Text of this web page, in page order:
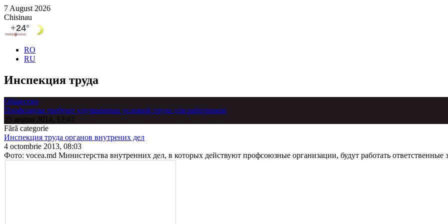
7 August 2026
Chisinau
RO
RU
Инспекция труда
Общество
Профсоюзы требуют улучшенных условий труда для работников
25 august 2014, 12:42
Fără categorie
Инспекция труда органов внутрених дел
4 octombrie 2013, 08:03
Фото: vocea.md Министер­ства внутренних дел, в которых действуют профсоюзные органи­зации, будут работать ответствен­ные